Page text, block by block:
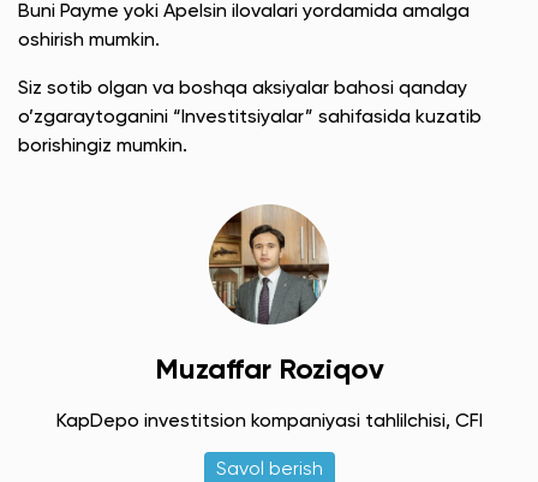
Buni Payme yoki Apelsin ilovalari yordamida amalga
oshirish mumkin.
Siz sotib olgan va boshqa aksiyalar bahosi qanday
o’zgaraytoganini “Investitsiyalar” sahifasida kuzatib
borishingiz mumkin.
Muzaffar Roziqov
KapDepo investitsion kompaniyasi tahlilchisi, CFI
Savol berish